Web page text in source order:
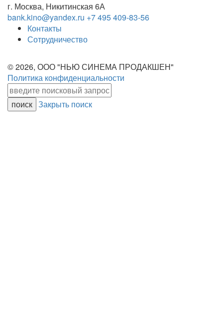
г. Москва, Никитинская 6А
bank.kino@yandex.ru +7 495 409-83-56
Контакты
Сотрудничество
© 2026, ООО "НЬЮ СИНЕМА ПРОДАКШЕН"
Политика конфиденциальности
Закрыть поиск